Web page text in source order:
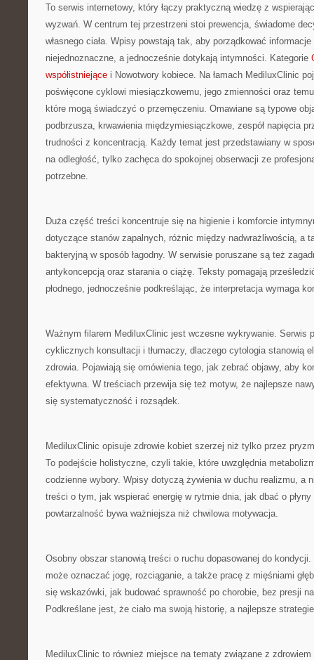
To serwis internetowy, który łączy praktyczną wiedzę z
wyzwań. W centrum tej przestrzeni stoi prewencja, świadome
własnego ciała. Wpisy powstają tak, aby porządkować
niejednoznaczne, a jednocześnie dotykają intymności. Kategorie
współistniejące i Nowotwory kobiece. Na łamach MediluxClinic
poświęcone cyklowi miesiączkowemu, jego zmienności oraz
które mogą świadczyć o przemęczeniu. Omawiane są typowe
podbrzusza, krwawienia międzymiesiączkowe, zespół napięcia
trudności z koncentracją. Każdy temat jest przedstawiany w
na odległość, tylko zachęca do spokojnej obserwacji ze
potrzebne.
Duża część treści koncentruje się na higienie i komforcie
dotyczące stanów zapalnych, różnic między nadwrażliwością, a
bakteryjną w sposób łagodny. W serwisie poruszane są też
antykoncepcją oraz starania o ciążę. Teksty pomagają
płodnego, jednocześnie podkreślając, że interpretacja wymaga
Ważnym filarem MediluxClinic jest wczesne wykrywanie. Serwis
cyklicznych konsultacji i tłumaczy, dlaczego cytologia stanowią
zdrowia. Pojawiają się omówienia tego, jak zebrać objawy, aby
efektywna. W treściach przewija się też motyw, że najlepsze
się systematyczność i rozsądek.
MediluxClinic opisuje zdrowie kobiet szerzej niż tylko przez
To podejście holistyczne, czyli takie, które uwzględnia
codzienne wybory. Wpisy dotyczą żywienia w duchu realizmu, a
treści o tym, jak wspierać energię w rytmie dnia, jak dbać o
powtarzalność bywa ważniejsza niż chwilowa motywacja.
Osobny obszar stanowią treści o ruchu dopasowanej do
może oznaczać jogę, rozciąganie, a także pracę z mięśniami
się wskazówki, jak budować sprawność po chorobie, bez presji
Podkreślane jest, że ciało ma swoją historię, a najlepsze
MediluxClinic to również miejsce na tematy związane z